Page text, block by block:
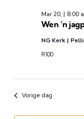
Wen ‘n
Mar 20, | 8:00
NG Kerk |
R100
Vorige dag